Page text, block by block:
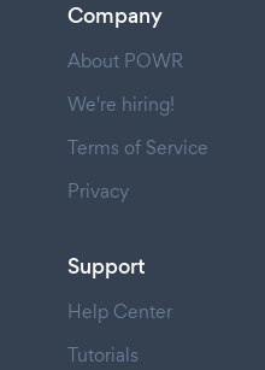
Company
About POWR
We're hiring!
Terms of Service
Privacy
Support
Help Center
Tutorials